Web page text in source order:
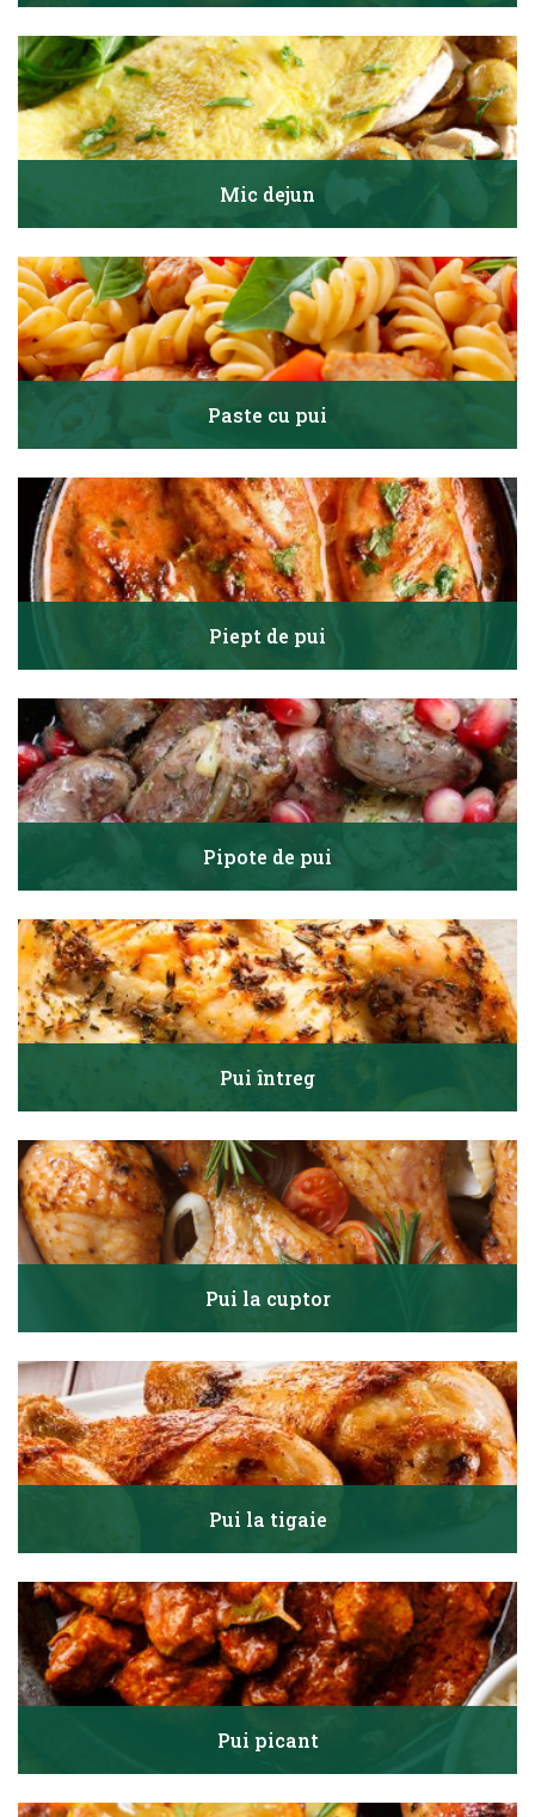
Mic dejun
Paste cu pui
Piept de pui
Pipote de pui
Pui întreg
Pui la cuptor
Pui la tigaie
Pui picant